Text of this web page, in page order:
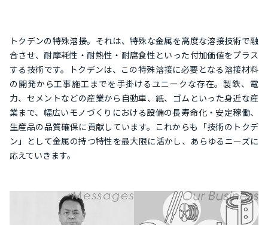
トクデンの特殊溶接。それは、特殊な金属を高度な溶接技術で融
合させ、耐摩耗性・耐熱性・耐腐食性といった付加価値をプラス
する技術です。トクデンは、この特殊溶接に必要となる溶接材料
の開発から工事施工までを手掛けるユニークな存在。製鉄、電
力、セメントなどの産業から自動車、紙、ゴムといった身近な産
業まで、幅広いモノづくりにおける設備の長寿命化・安定稼働、
生産品の品質確保に貢献しています。これからも「技術のトクデ
ン」として金属の持つ特性を最大限に活かし、あらゆるニーズに
応えていきます。